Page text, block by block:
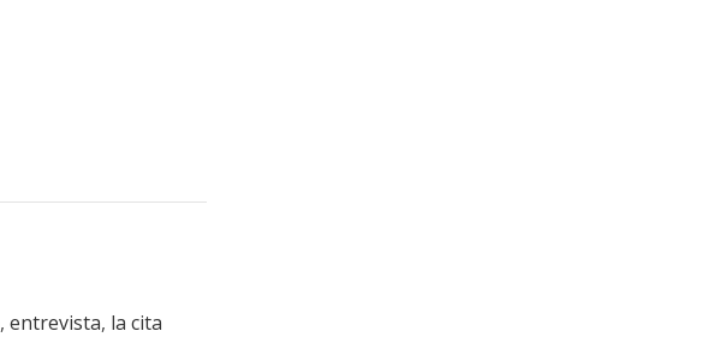
,entrevista, la cita